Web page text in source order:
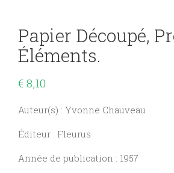
Papier Découpé,
Éléments.
€ 8,10
Auteur(s) : Yvonne Chauveau
Éditeur : Fleurus
Année de publication : 1957